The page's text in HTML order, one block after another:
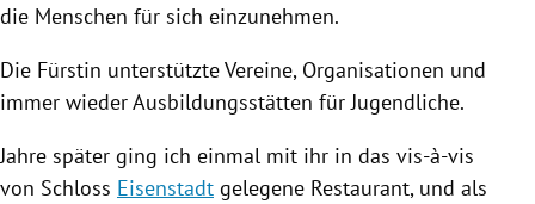
die Menschen für sich einzunehmen.
Die Fürstin unterstützte Vereine, Organisationen und
immer wieder Ausbildungsstätten für Jugendliche.
Jahre später ging ich einmal mit ihr in das vis-à-vis
von Schloss Eisenstadt gelegene Restaurant, und als